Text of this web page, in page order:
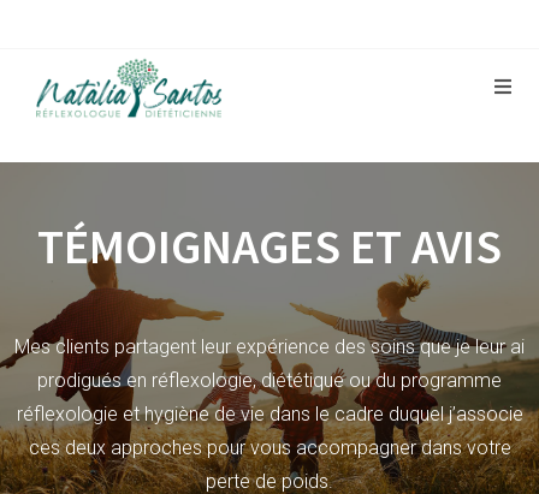
TÉMOIGNAGES ET AVIS
Mes clients partagent leur expérience des soins que je leur ai
prodigués en réflexologie,diététiqueou du programme
réflexologie et hygiène de vie dans le cadre duquel j’associe
ces deux approches pourvous accompagner dans votre
perte de poids.